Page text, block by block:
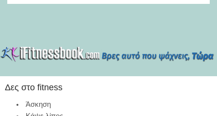
Δες στο fitness
Άσκηση